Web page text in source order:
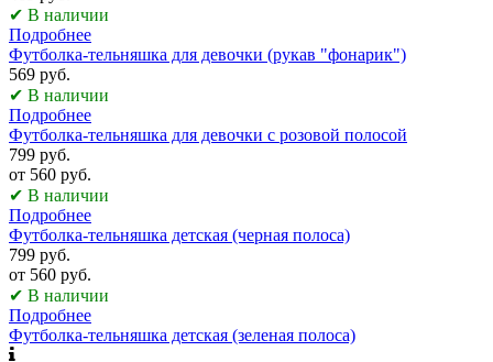
✔ В наличии
Подробнее
Футболка-тельняшка для девочки (рукав "фонарик")
569 руб.
✔ В наличии
Подробнее
Футболка-тельняшка для девочки с розовой полосой
799 руб.
от 560 руб.
✔ В наличии
Подробнее
Футболка-тельняшка детская (черная полоса)
799 руб.
от 560 руб.
✔ В наличии
Подробнее
Футболка-тельняшка детская (зеленая полоса)